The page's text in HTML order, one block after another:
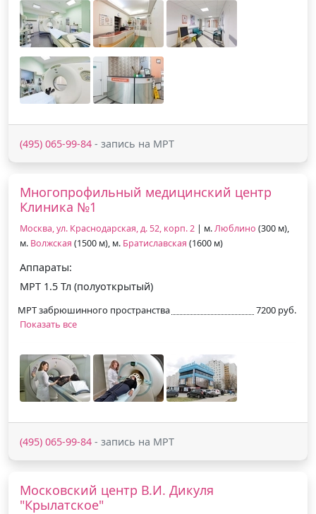
(495) 065-99-84 - запись на МРТ
Многопрофильный медицинский центр
Клиника №1
Москва, ул. Краснодарская, д. 52, корп. 2 | м.Люблино (300 м),
м. Волжская (1500 м), м. Братиславская (1600 м)
Аппараты:
МРТ 1.5 Тл (полуоткрытый)
МРТ забрюшинного пространства
7200 руб.
Показать все
(495) 065-99-84 - запись на МРТ
Московский центр В.И. Дикуля
"Крылатское"